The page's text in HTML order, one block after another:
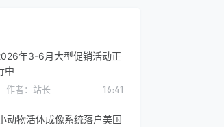
年3-6月大型促销活动正
中
作者： 站长 16:41
动物活体成像系统落户美国